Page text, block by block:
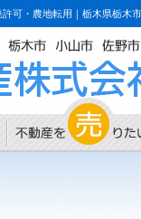
可・農地転用｜栃木県栃木